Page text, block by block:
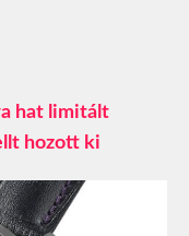
hat limitált
hozott ki